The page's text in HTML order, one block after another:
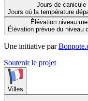
Jours de canicule
Jours où la température
Élévation niveau
Élévation prévue du niveau
Une initiative par
Soutenir le projet
Villes